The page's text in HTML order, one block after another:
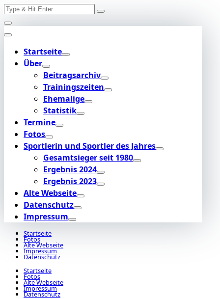
Skip
to
content
Search
Startseite
Über
Beitragsarchiv
Trainingszeiten
Ehemalige
Statistik
Termine
Fotos
Sportlerin und Sportler des Jahres
Gesamtsieger seit 1980
Ergebnis 2024
Ergebnis 2023
Alte Webseite
Datenschutz
Impressum
Startseite
Fotos
Alte Webseite
Impressum
Datenschutz
Startseite
Fotos
Alte Webseite
Impressum
Datenschutz